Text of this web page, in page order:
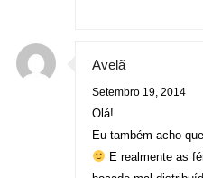
Avelã
Setembro 19, 2014
Olá!
Eu também acho
E realmente as